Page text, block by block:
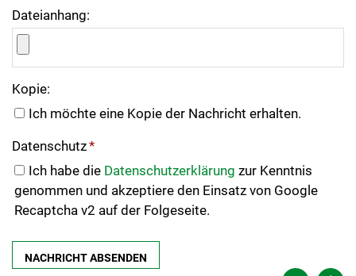
Dateianhang:
Kopie:
Ich möchte eine Kopie der Nachricht erhalten.
Datenschutz*
Ich habe die Datenschutzerklärung zur Kenntnis
genommen und akzeptiere den Einsatz von Google
Recaptcha v2 auf der Folgeseite.